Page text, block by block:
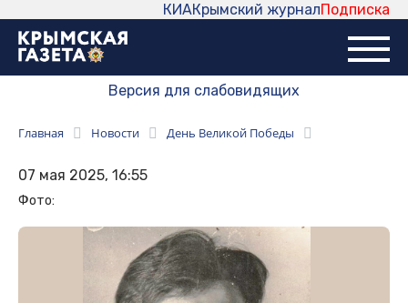
Подписка
Крымский журнал
КИА
Версия для слабовидящих
Главная Новости День Великой Победы
07 мая 2025, 16:55
Фото: